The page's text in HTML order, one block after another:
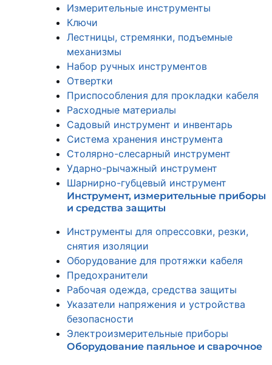
Измерительные инструменты
Ключи
Лестницы, стремянки, подъемные
механизмы
Набор ручных инструментов
Отвертки
Приспособления для прокладки кабеля
Расходные материалы
Садовый инструмент и инвентарь
Система хранения инструмента
Столярно-слесарный инструмент
Ударно-рычажный инструмент
Шарнирно-губцевый инструмент
Инструмент, измерительные приборы
и средства защиты
Инструменты для опрессовки, резки,
снятия изоляции
Оборудование для протяжки кабеля
Предохранители
Рабочая одежда, средства защиты
Указатели напряжения и устройства
безопасности
Электроизмерительные приборы
Оборудование паяльное и сварочное